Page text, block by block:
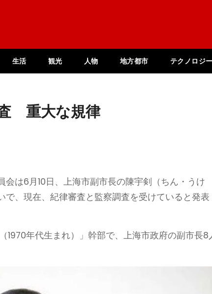
生活 観光 人物 地方都市 テクノロジ
重大な規律
は6月10日、上海市副市長の陳宇剣（ちん・うけ
、現在、紀律審査と監察調査を受けていると発表
1970年代生まれ）」幹部で、上海市政府の副市長8